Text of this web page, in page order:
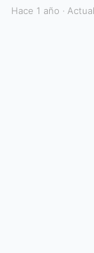
hace 1 año ·